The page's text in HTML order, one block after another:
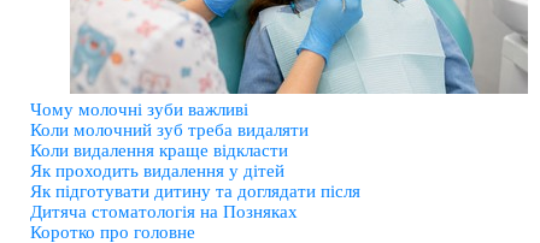
Чому молочні зуби важливі
Коли молочний зуб треба видаляти
Коли видалення краще відкласти
Як проходить видалення у дітей
Як підготувати дитину та доглядати після
Дитяча стоматологія на Позняках
Коротко про головне